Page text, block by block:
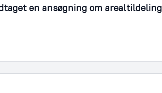
en ansøgning om arealtildeling